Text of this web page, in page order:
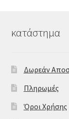
κατάστημα
Δωρεάν
Πληρωμές
Όροι Χρήσης